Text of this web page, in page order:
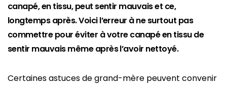
canapé, en tissu, peut sentir mauvais et ce,
longtemps après. Voici l’erreur à ne surtout pas
commettre pour éviter à votre canapé en tissu de
sentir mauvais même après l’avoir nettoyé.
Certaines astuces de grand-mère peuvent convenir